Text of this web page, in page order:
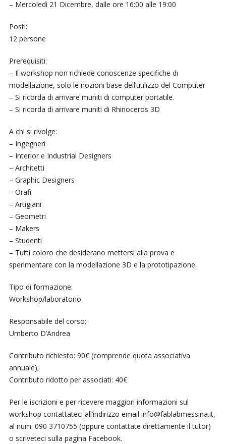
– Mercoledì 21 Dicembre, dalle ore 16:00 alle 19:00
Posti:
12 persone
Prerequisiti:
– Il workshop non richiede conoscenze specifiche di
modellazione, solo le nozioni base dell’utilizzo del Computer
– Si ricorda di arrivare muniti di computer portatile.
– Si ricorda di arrivare muniti di Rhinoceros 3D
A chi si rivolge:
– Ingegneri
– Interior e Industrial Designers
– Architetti
– Graphic Designers
– Orafi
– Artigiani
– Geometri
– Makers
– Studenti
– Tutti coloro che desiderano mettersi alla prova e
sperimentare con la modellazione 3D e la prototipazione.
Tipo di formazione:
Workshop/laboratorio
Responsabile del corso:
Umberto D’Andrea
Contributo richiesto: 90€ (comprende quota associativa
annuale);
Contributo ridotto per associati: 40€
Per le iscrizioni e per ricevere maggiori informazioni sul
workshop contattateci all’indirizzo email info@fablabmessina.it,
al num. 090 3710755 (oppure contattate direttamente il tutor)
o scriveteci sulla pagina Facebook.